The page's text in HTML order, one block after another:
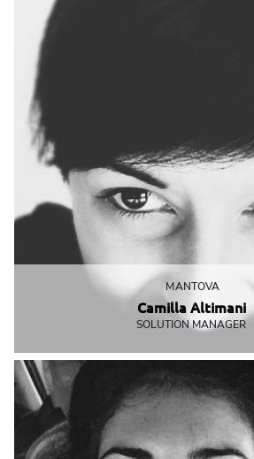
MANTOVA
Camilla Altimani
SOLUTION MANAGER
Perde la sua invidiabile calma solo se la
PANE e SALAME
caltimani@mbemantova.it